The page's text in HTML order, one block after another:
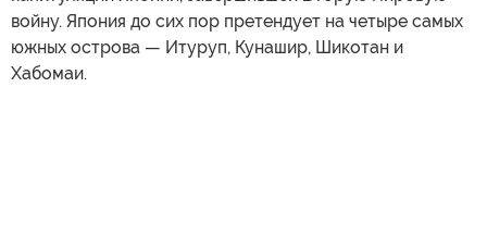
войну. Япония до сих пор претендует на четыре самых
южных острова — Итуруп, Кунашир, Шикотан и
Хабомаи.